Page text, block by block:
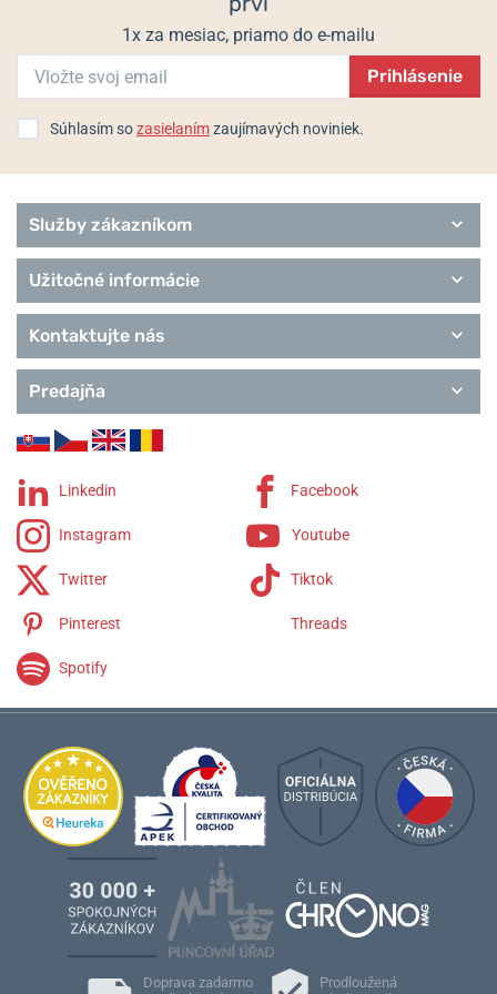
Populárne modelové rady Casio
G-Shock
Baby-G
Wave Ceptor
Classic Collection
1x za mesiac, priamo do e-mailu
Prihlásenie
Súhlasím sozasielanímzaujímavých noviniek.
Služby zákazníkom
Užitočné informácie
Kontaktujte nás
Predajňa
Linkedin Facebook
Instagram Youtube
Twitter Tiktok
Pinterest Threads
Spotify
Doprava zadarmo
Prodloužená